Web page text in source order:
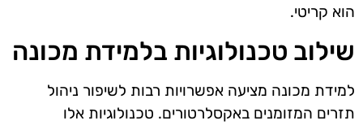
הוא קריטי.
שילוב טכנולוגיות בלמידת מכונה
למידת מכונה מציעה אפשרויות רבות לשיפור ניהול
תזרים המזומנים באקסלרטורים. טכנולוגיות אלו